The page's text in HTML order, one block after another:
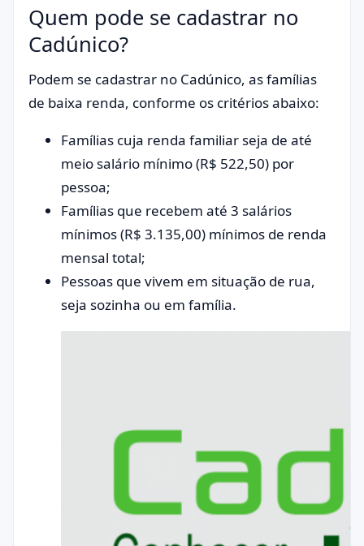
Quem pode se cadastrar no
Cadúnico?
Podem se cadastrar no Cadúnico, as famílias
de baixa renda, conforme os critérios abaixo:
Famílias cuja renda familiar seja de até
meio salário mínimo (R$ 522,50) por
pessoa;
Famílias que recebem até 3 salários
mínimos (R$ 3.135,00) mínimos de renda
mensal total;
Pessoas que vivem em situação de rua,
seja sozinha ou em família.